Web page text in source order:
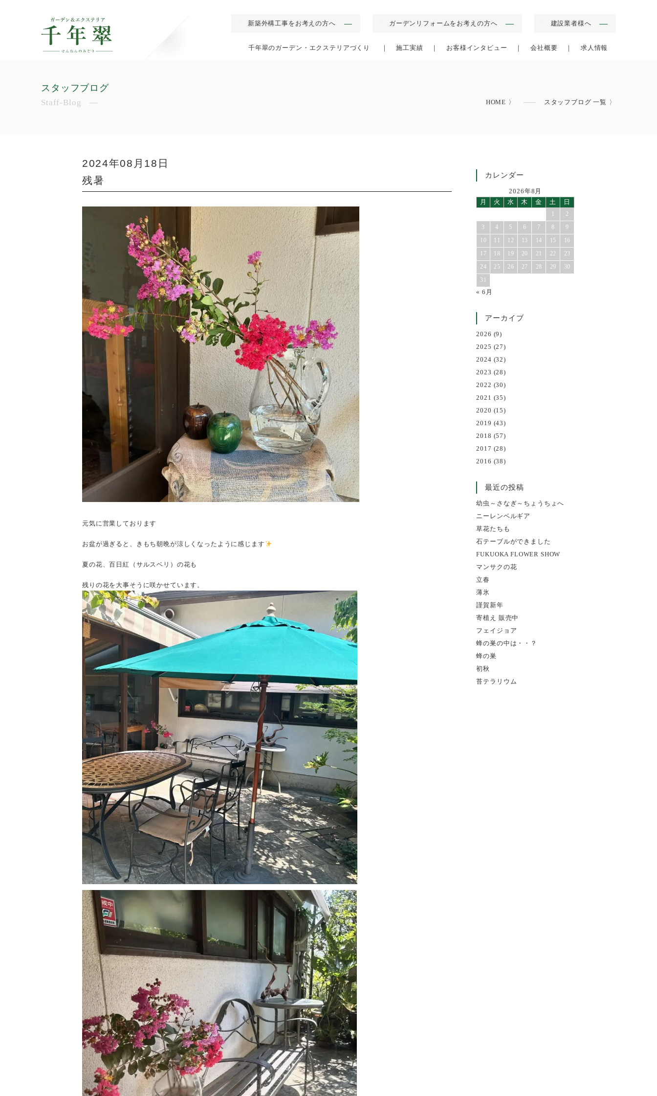
新築外構工事をお考えの方へ ガーデンリフォームをお考えの方へ 建設業者様へ
千年翠のガーデン・エクステリアづくり 施工実績 お客様インタビュー 会社概要 求人情報
スタッフブログ
Staff-Blog HOME スタッフブログ 一覧
2024年08月18日
残暑
元気に営業しております
お盆が過ぎると、きもち朝晩が涼しくなったように感じます
夏の花、百日紅（サルスベリ）の花も
残りの花を大事そうに咲かせています。
カレンダー
2026年8月
月
火 水 木 金 土 日
1 2
3 4 5 6 7 8 9
10 11 12 13 14 15 16
17 18 19 20 21 22 23
24 25 26 27 28 29 30
31
« 6月
アーカイブ
2026 (9)
2025 (27)
2024 (32)
2023 (28)
2022 (30)
2021 (35)
2020 (15)
2019 (43)
2018 (57)
2017 (28)
2016 (38)
最近の投稿
幼虫～さなぎ～ちょうちょへ
ニーレンベルギア
草花たちも
石テーブルができました
FUKUOKA FLOWER SHOW
マンサクの花
立春
薄氷
謹賀新年
寄植え 販売中
フェイジョア
蜂の巣の中は・・？
蜂の巣
初秋
苔テラリウム